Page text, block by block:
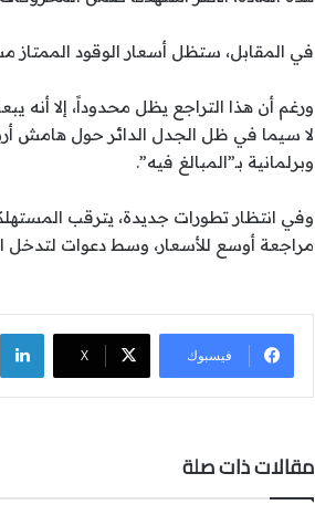
في المقابل، ستظل أسعار الوقود
ورغم أن هذا التراجع يظل محدوداً، إلا أنه
لا سيما في ظل الجدل الدائر حول هامش
وبرلمانية بـ”المبالغ فيه”.
وفي انتظار تطورات جديدة، يترقب
مراجعة أوسع للأسعار، وسط دعوات
فيسبوك ‫X
مقالات ذات صلة